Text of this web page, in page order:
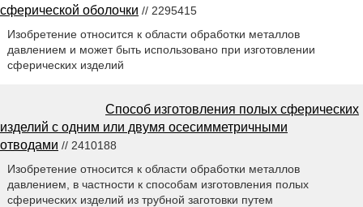
сферической оболочки // 2295415
Изобретение относится к области обработки металлов
давлением и может быть использовано при изготовлении
сферических изделий
Способ изготовления полых сферических
изделий с одним или двумя осесимметричными
отводами // 2410188
Изобретение относится к области обработки металлов
давлением, в частности к способам изготовления полых
сферических изделий из трубной заготовки путем